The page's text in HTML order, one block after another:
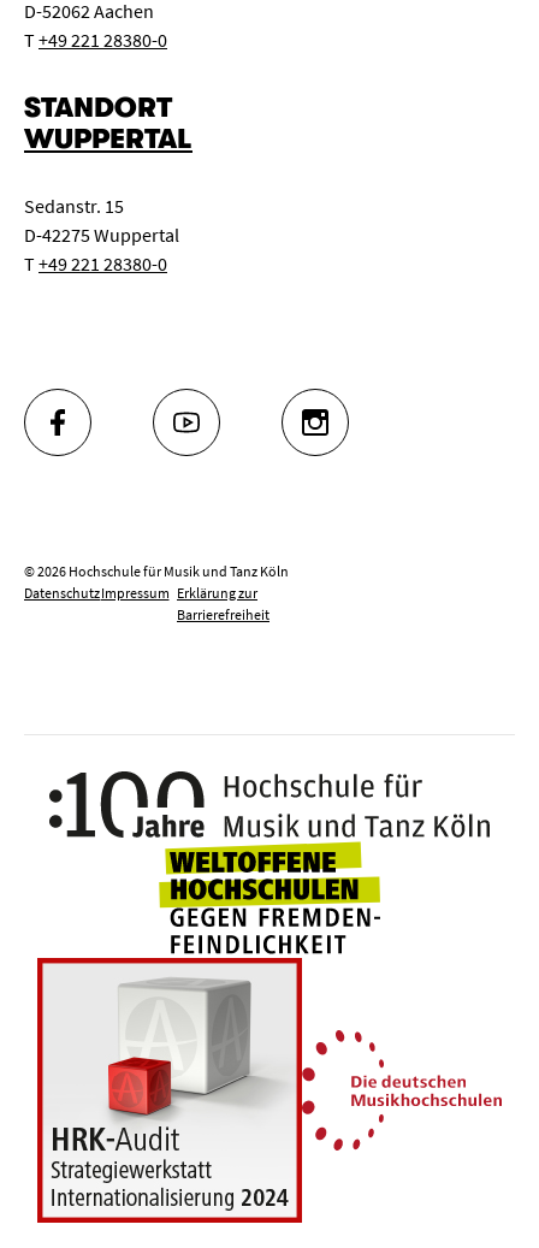
D-52062 Aachen
T+49 221 28380-0
STANDORT
WUPPERTAL
Sedanstr. 15
D-42275 Wuppertal
T+49 221 28380-0
FACEBOOK YOUTUBE INSTAGRAM
© 2026 Hochschule für Musik und Tanz Köln
DatenschutzImpressum Erklärung zur
Barrierefreiheit